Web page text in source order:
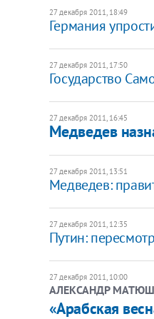
27 декабря 2011, 18:49
Германия
27 декабря 2011, 17:50
Государство
27 декабря 2011, 16:45
Медведев
27 декабря 2011, 13:51
Медведев:
27 декабря 2011, 12:35
​Путин:
27 декабря 2011, 10:00
АЛЕКСАНДР
«Арабская